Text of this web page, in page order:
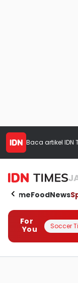
Baca artikel IDN
HomeFoodNews
For
You
Soccer